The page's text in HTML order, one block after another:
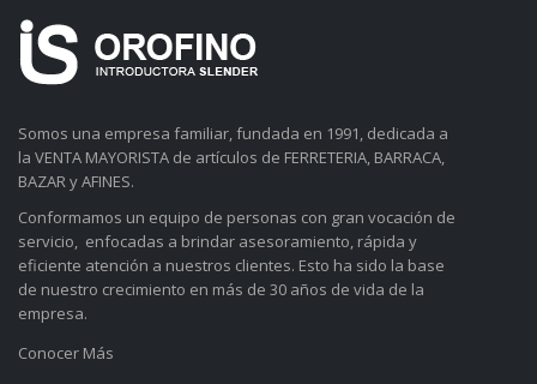
Somos una empresa familiar, fundada en 1991, dedicada a
la VENTA MAYORISTA de artículos de FERRETERIA, BARRACA,
BAZAR y AFINES.
Conformamos un equipo de personas con gran vocación de
servicio, enfocadas a brindar asesoramiento, rápida y
eficiente atención a nuestros clientes. Esto ha sido la base
de nuestro crecimiento en más de 30 años de vida de la
empresa.
Conocer Más